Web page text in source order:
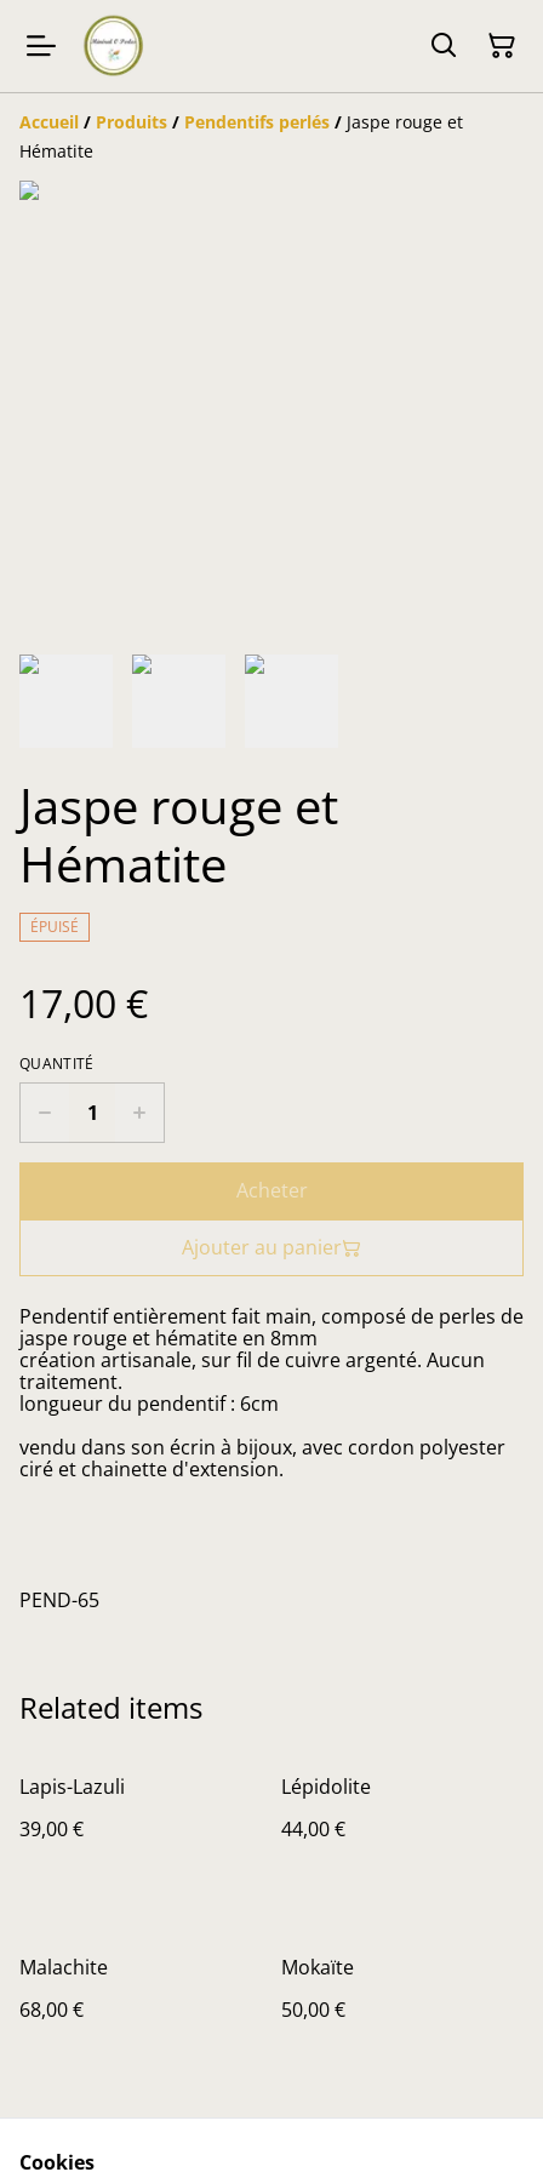
Accueil / Produits / Pendentifs perlés / Jaspe rouge et
Hématite
Jaspe rouge et
Hématite
ÉPUISÉ
17,00 €
QUANTITÉ
Acheter
Ajouter au panier
Pendentif entièrement fait main, composé de perles de
jaspe rouge et hématite en 8mm
création artisanale, sur fil de cuivre argenté. Aucun
traitement.
longueur du pendentif : 6cm
vendu dans son écrin à bijoux, avec cordon polyester
ciré et chainette d'extension.
PEND-65
Related items
Lapis-Lazuli
39,00 €
Lépidolite
44,00 €
Malachite
68,00 €
Mokaïte
50,00 €
Cookies